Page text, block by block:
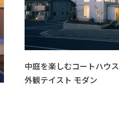
中庭を楽しむコートハウス
外観テイスト モダン